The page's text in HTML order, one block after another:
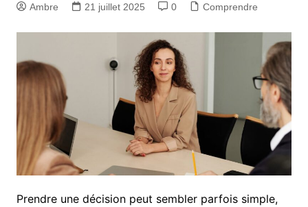
Ambre 21 juillet 2025 0 Comprendre
Prendre une décision peut sembler parfois simple,